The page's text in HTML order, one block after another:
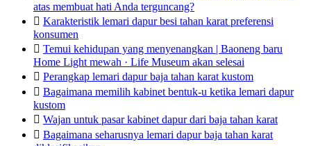
atas membuat hati Anda terguncang?
 Karakteristik lemari dapur besi tahan karat preferensi
konsumen
 Temui kehidupan yang menyenangkan | Baoneng baru
Home Light mewah · Life Museum akan selesai
 Perangkap lemari dapur baja tahan karat kustom
 Bagaimana memilih kabinet bentuk-u ketika lemari dapur
kustom
 Wajan untuk pasar kabinet dapur dari baja tahan karat
 Bagaimana seharusnya lemari dapur baja tahan karat